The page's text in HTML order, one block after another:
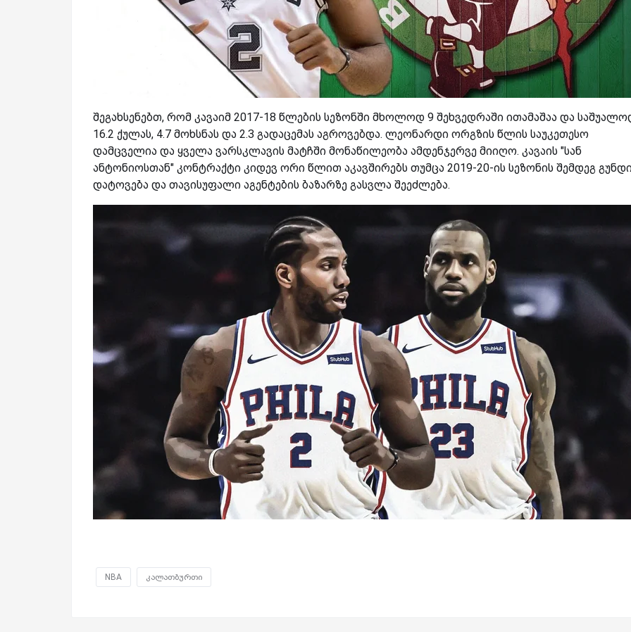
შეგახსენებთ, რომ კავაიმ 2017-18 წლების სეზონში მხოლოდ 9 შეხვედრაში ითამაშაა და
16.2 ქულას, 4.7 მოხსნას და 2.3 გადაცემას აგროვებდა. ლეონარდი ორგზის წლის საუკეთესო
დამცველია და ყველა ვარსკლავის მატჩში მონაწილეობა ამდენჯერვე მიიღო. კავაის "სან
ანტონიოსთან" კონტრაქტი კიდევ ორი წლით აკავშირებს თუმცა 2019-20-ის სეზონის შემდეგ
დატოვება და თავისუფალი აგენტების ბაზარზე გასვლა შეეძლება.
NBA კალათბურთი